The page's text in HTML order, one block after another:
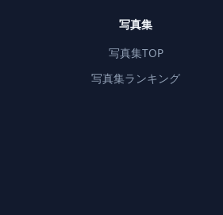
写真集
写真集TOP
写真集ランキング